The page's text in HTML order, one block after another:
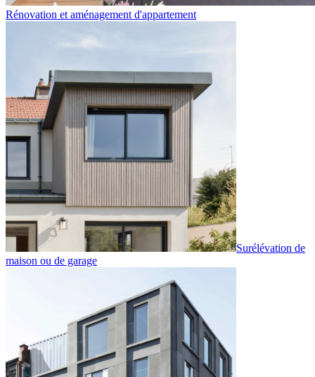
Rénovation et aménagement d'appartement
Surélévation de
maison ou de garage